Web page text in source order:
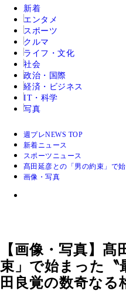
新着
エンタメ
スポーツ
クルマ
ライフ・文化
社会
政治・国際
経済・ビジネス
IT・科学
写真
週プレNEWS TOP
新着ニュース
スポーツニュース
髙田延彦との「男の約束」で
画像・写真
【画像・写真】
束」で始まった〝
田良覚の数奇なる